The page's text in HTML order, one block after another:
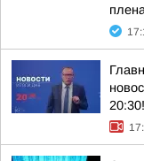
20:30!